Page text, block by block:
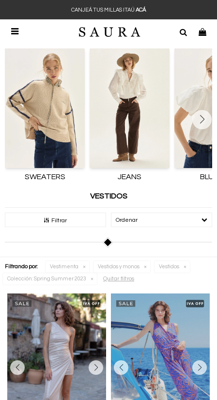

CANJEÁ TUS MILLAS ITAÚ ACÁ
SWEATERS JEANS
VESTIDOS
Filtrar Recomendados
Filtrando por: Vestimenta Vestidos y monos Vestidos
Colección: Spring Summer 2023 Quitar filtros